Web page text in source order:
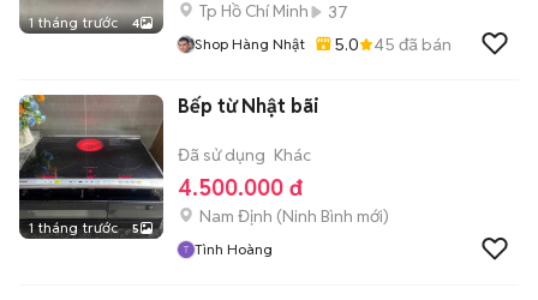
1 tháng trước 4
Tp Hồ Chí Minh 37
Shop Hàng Nhật 5.0 45 đã bán
1 tháng trước 5
Bếp từ Nhật bãi
Đã sử dụng Khác
4.500.000 đ
Nam Định (Ninh Bình mới)
Tình Hoàng